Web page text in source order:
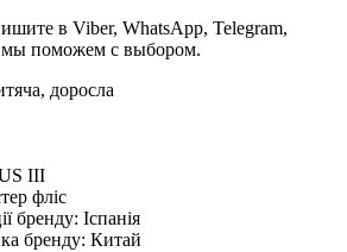
в Viber, WhatsApp, Telegram,
мы поможем с выбором.
доросла
III
фліс
бренду: Іспанія
бренду: Китай